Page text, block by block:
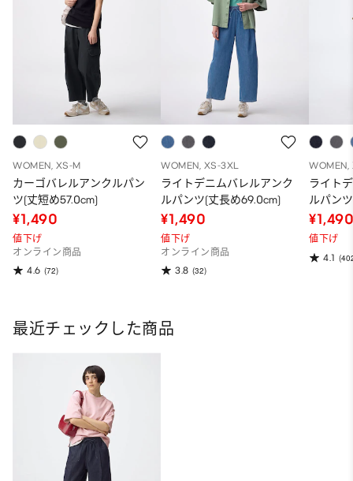
WOMEN, XS-M
カーゴバレルアンクルパン
ツ(丈短め57.0cm)
¥1,490
値下げ
オンライン商品
4.6 (72)
WOMEN, XS-3XL
ライトデニムバレルアンク
ルパンツ(丈長め69.0cm)
¥1,490
値下げ
オンライン商品
3.8 (32)
WOMEN,
ライト
ルパンツ
値下げ
4.1
最近チェックした商品